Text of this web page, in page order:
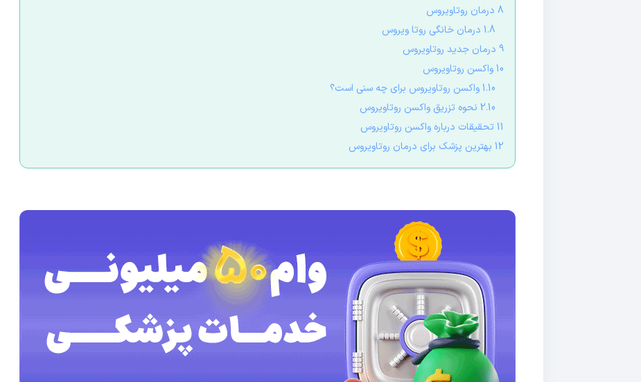
8 درمان روتاویروس
1.8 درمان خانگی روتا ویروس
9 درمان جدید روتاویروس
10 واکسن روتاویروس
1.10 واکسن روتاویروس برای چه سنی است؟
2.10 نحوه تزریق واکسن روتاویروس
11 تحقیقات درباره واکسن روتاویروس
12 بهترین پزشک برای درمان روتاویروس